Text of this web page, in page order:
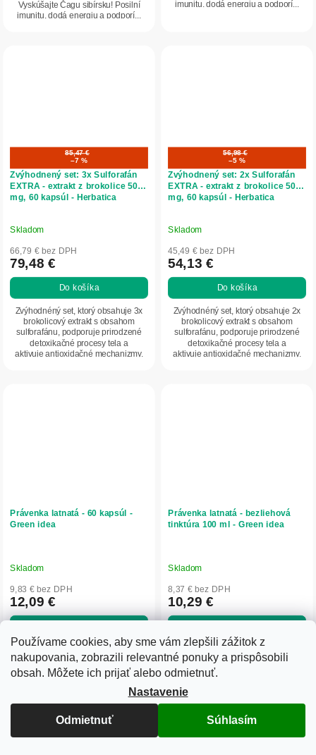
Používame cookies, aby sme vám zlepšili zážitok z
nakupovania, zobrazili relevantné ponuky a prispôsobili
obsah. Môžete ich prijať alebo odmietnuť.
Nastavenie
Odmietnuť Súhlasím
Vyskúšajte Čagu sibírsku! Posilní
imunitu, dodá energiu a podporí...
imunitu, dodá energiu a podporí...
85,47 €
–7 %
Zvýhodnený set: 3x Sulforafán
EXTRA - extrakt z brokolice 500
mg, 60 kapsúl - Herbatica
Skladom
66,79 € bez DPH
79,48 €
Do košíka
Zvýhodnéný set, ktorý obsahuje 3x
brokolicový extrakt s obsahom
sulforafánu, podporuje prirodzené
detoxikačné procesy tela a
aktivuje antioxidačné mechanizmy.
56,98 €
–5 %
Zvýhodnený set: 2x Sulforafán
EXTRA - extrakt z brokolice 500
mg, 60 kapsúl - Herbatica
Skladom
45,49 € bez DPH
54,13 €
Do košíka
Zvýhodnéný set, ktorý obsahuje 2x
brokolicový extrakt s obsahom
sulforafánu, podporuje prirodzené
detoxikačné procesy tela a
aktivuje antioxidačné mechanizmy.
Právenka latnatá - 60 kapsúl -
Green idea
Skladom
9,83 € bez DPH
12,09 €
Právenka latnatá (Andrographis
paniculata) podporuje prirodzenú
imunitu, detoxikáciu organizmu a
správnu funkciu pečene. Pomáha
udržiavať normálnu hladinu cukru v
krvi, má...
Právenka latnatá - bezliehová
tinktúra 100 ml - Green idea
Skladom
8,37 € bez DPH
10,29 €
Právenka latnatá (Andrographis
paniculata) podporuje imunitný
systém, detoxikáciu a normálnu
účinky, pomáha udržiavať správnu
hladinu cukru v...